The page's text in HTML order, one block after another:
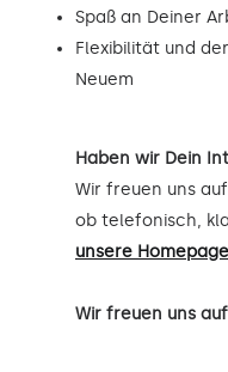
Spaß an Deiner
Flexibilität und
Neuem
Haben wir Dein
Wir freuen uns
ob telefonisch,
unsere Homepage
Wir freuen uns